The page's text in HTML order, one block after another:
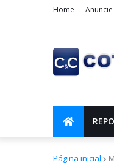
Home Anuncie
Página inicial